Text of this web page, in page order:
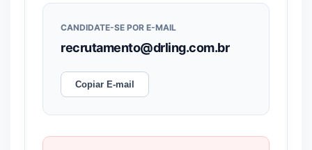
CANDIDATE-SE POR E-MAIL
recrutamento@drling.com.br
Copiar E-mail